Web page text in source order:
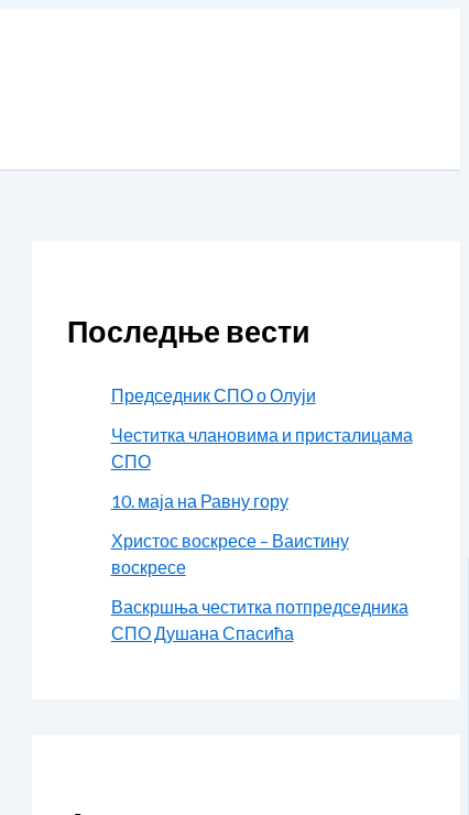
Последње вести
Председник СПО о Олуји
Честитка члановима и присталицама
СПО
10. маја на Равну гору
Христос воскресе – Ваистину
воскресе
Васкршња честитка потпредседника
СПО Душана Спасића